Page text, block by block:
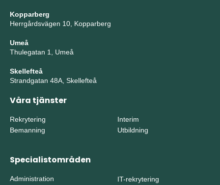
Kopparberg
Herrgårdsvägen 10, Kopparberg
Umeå
Thulegatan 1, Umeå
Skellefteå
Strandgatan 48A, Skellefteå
Våra tjänster
Rekrytering
Bemanning
Interim
Utbildning
Specialistområden
Administration
IT-rekrytering